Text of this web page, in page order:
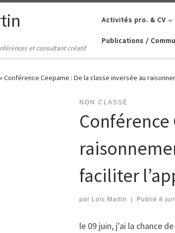
et consultant créatif
Activités pro. & CV
Publications /
»Conférence Ceepame : De la classe inversée au
NON CLASSÉ
Conférence
faciliter
par Loïc Martin Publié 8
le 09 juin, j’ai la chance